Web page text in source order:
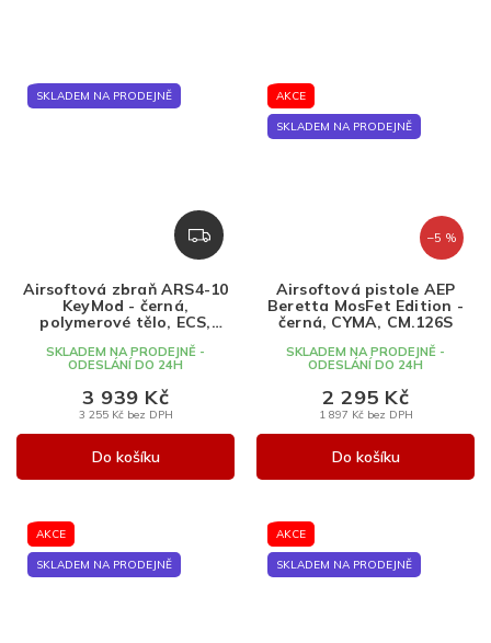
SKLADEM NA PRODEJNĚ
Z
D
R
M
Airsoftová zbraň ARS4-10
KeyMod - černá,
polymerové tělo, ECS,
SKLADEM NA PRODEJNĚ -
ODESLÁNÍ DO 24H
3 255 Kč bez DPH
3 939 Kč
Do košíku
AKCE
SKLADEM NA PRODEJNĚ
–5 %
Airsoftová pistole AEP
Beretta MosFet Edition -
černá, CYMA, CM.126S
SKLADEM NA PRODEJNĚ -
ODESLÁNÍ DO 24H
1 897 Kč bez DPH
2 295 Kč
Do košíku
AKCE
SKLADEM NA PRODEJNĚ
AKCE
SKLADEM NA PRODEJNĚ